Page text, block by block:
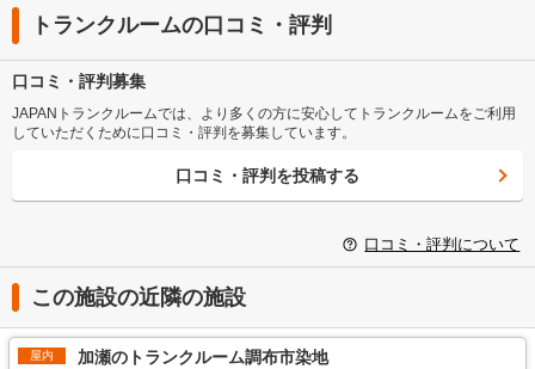
トランクルームの口コミ・評判
口コミ・評判募集
JAPANトランクルームでは、より多くの方に安心してトランクルームをご利用
していただくために口コミ・評判を募集しています。
口コミ・評判を投稿する
口コミ・評判について
この施設の近隣の施設
屋内 加瀬のトランクルーム調布市染地